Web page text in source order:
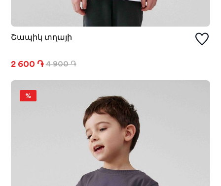
Շապիկ տղայի
2 600 ֏ 4 900 ֏
%